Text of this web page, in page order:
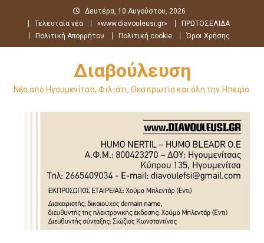
περιεχόμενο
Δευτέρα, 10 Αυγούστου, 2026
Τελευταία νέα
«www.diavouleusi.gr»
ΠΡΩΤΟΣΕΛΙΔΑ
Πολιτική Απορρήτου
Πολιτική cookie Όροι Χρήσης
Διαβούλευση
Νέα από Ηγουμενίτσα, Φιλιάτι, Θεσπρωτία και όλη την Ήπειρο.